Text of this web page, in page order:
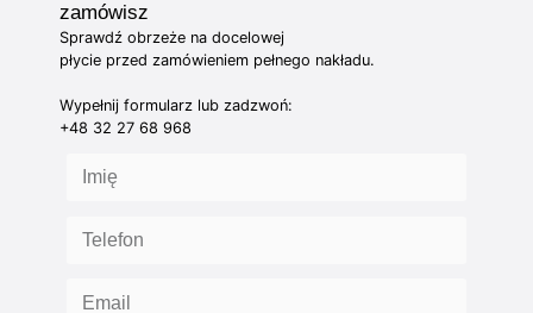
zamówisz
Sprawdź obrzeże na docelowej
płycie przed zamówieniem pełnego nakładu.
Wypełnij formularz lub zadzwoń:
+48 32 27 68 968